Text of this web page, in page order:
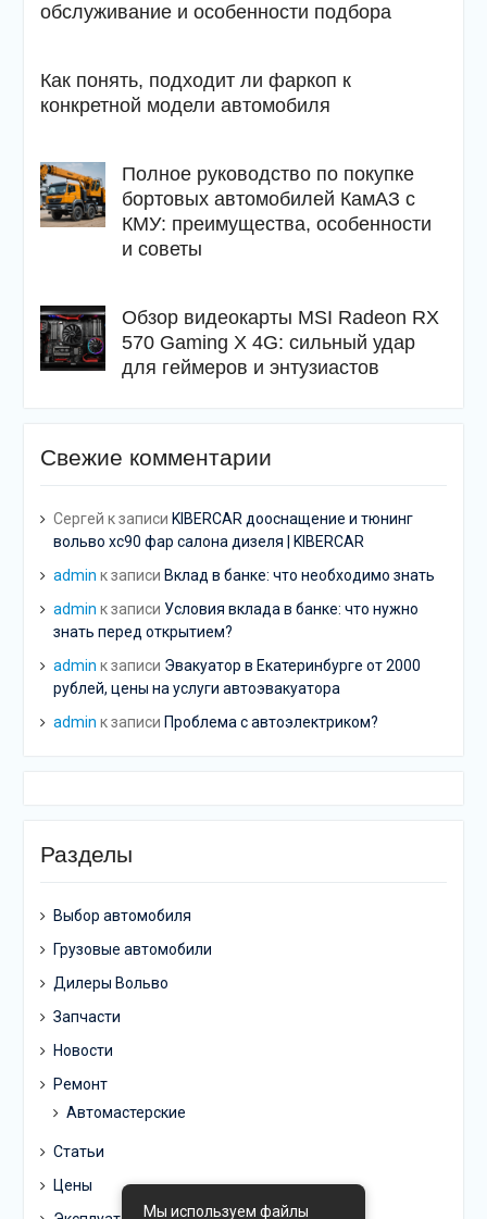
обслуживание и особенности подбора
Как понять, подходит ли фаркоп к
конкретной модели автомобиля
Полное руководство по покупке
бортовых автомобилей КамАЗ с
КМУ: преимущества, особенности
и советы
Обзор видеокарты MSI Radeon RX
570 Gaming X 4G: сильный удар
для геймеров и энтузиастов
Свежие комментарии
Сергей к записи KIBERCAR дооснащение и тюнинг
вольво хс90 фар салона дизеля | KIBERCAR
admin к записи Вклад в банке: что необходимо знать
admin к записи Условия вклада в банке: что нужно
знать перед открытием?
admin к записи Эвакуатор в Екатеринбурге от 2000
рублей, цены на услуги автоэвакуатора
admin к записи Проблема с автоэлектриком?
Разделы
Выбор автомобиля
Грузовые автомобили
Дилеры Вольво
Запчасти
Новости
Ремонт
Автомастерские
Статьи
Цены
Мы используем файлы